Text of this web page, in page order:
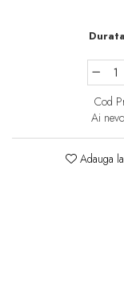
Conducerea și
Lucrarea cu
Grupuri Mici
Cod
Ai
Adauga